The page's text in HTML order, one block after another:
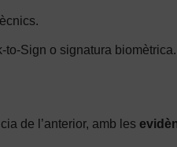
to-Sign o signatura biomètrica.
de l’anterior, amb les